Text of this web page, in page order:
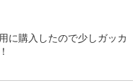
に購入したので少しガッカ